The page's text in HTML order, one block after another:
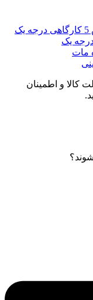
یک
مات
کالا و اطمینان